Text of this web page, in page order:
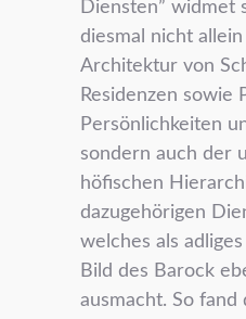
Diensten” widmet
diesmal nicht
Architektur von
Residenzen sowie
Persönlichkeiten
sondern auch der
höfischen
dazugehörigen
welches als
Bild des Barock
ausmacht. So fand